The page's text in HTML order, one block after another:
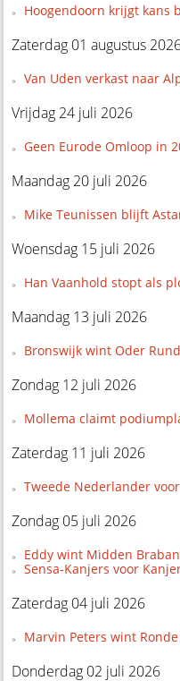
Hoogendoorn krijgt kans
Zaterdag 01 augustus
Van Uden verkast naar
Vrijdag 24 juli 2026
Geen Eurode Omloop in
Maandag 20 juli 2026
Mike Teunissen blijft
Woensdag 15 juli 2026
Han Vaanhold stopt als
Maandag 13 juli 2026
Bronswijk wint Oder
Zondag 12 juli 2026
Mollema claimt
Zaterdag 11 juli 2026
Tweede Nederlander voor
Zondag 05 juli 2026
Eddy wint Midden
Sensa-Kanjers voor
Zaterdag 04 juli 2026
Marvin Peters wint
Donderdag 02 juli 2026